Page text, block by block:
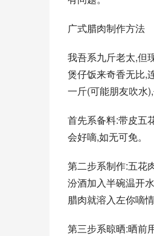
广式腊肉制作方法
我吾系九斤老太,但
煲仔饭来奇香无比,
一斤(可能朋友吹水
首先系备料:带皮五
会好嘀,如无可免。
第二步系制作:五花
汾酒加入半碗温开
腊肉就溶入左你嘀
第三步系晾晒:晒前